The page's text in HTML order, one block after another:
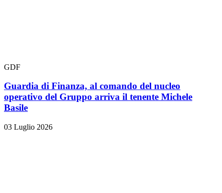
GDF
Guardia di Finanza, al comando del nucleo
operativo del Gruppo arriva il tenente Michele
Basile
03 Luglio 2026